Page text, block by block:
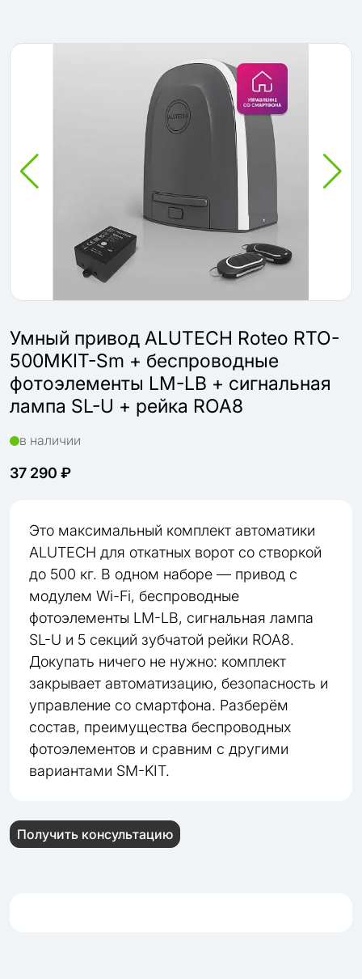
Умный привод ALUTECH Roteo RTO-
500MKIT-Sm + беспроводные
фотоэлементы LM-LB + сигнальная
лампа SL-U + рейка ROA8
в наличии
37 290 ₽
Это максимальный комплект автоматики
ALUTECH для откатных ворот со створкой
до 500 кг. В одном наборе — привод с
модулем Wi-Fi, беспроводные
фотоэлементы LM-LB, сигнальная лампа
SL-U и 5 секций зубчатой рейки ROA8.
Докупать ничего не нужно: комплект
закрывает автоматизацию, безопасность и
управление со смартфона. Разберём
состав, преимущества беспроводных
фотоэлементов и сравним с другими
вариантами SM-KIT.
Получить консультацию